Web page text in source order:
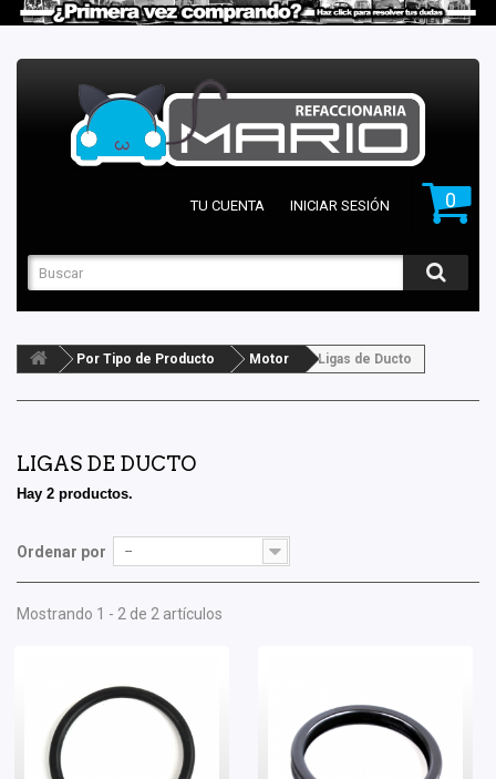
0
TU CUENTA INICIAR SESIÓN
Por Tipo de Producto Motor Ligas de Ducto
LIGAS DE DUCTO
Hay 2 productos.
Ordenar por --
Mostrando 1 - 2 de 2 artículos